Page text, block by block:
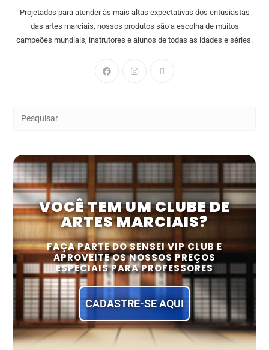
Projetados para atender às mais altas expectativas dos entusiastas
das artes marciais, nossos produtos são a escolha de muitos
campeões mundiais, instrutores e alunos de todas as idades e séries.
VOCÊ TEM UM CLUBE DE
ARTES MARCIAIS?
FAÇA PARTE DO SENSEI VIP CLUB E
APROVEITE OS NOSSOS PREÇOS
ESPECIAIS PARA PROFESSORES
CADASTRE-SE AQUI